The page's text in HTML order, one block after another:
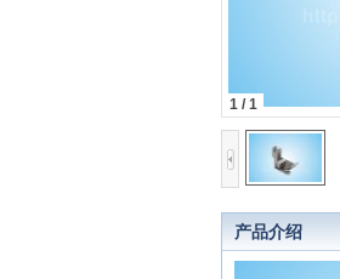
1 / 1
产品介绍